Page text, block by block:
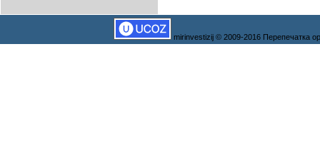
mirinvestizij © 2009-2016 Перепечатка